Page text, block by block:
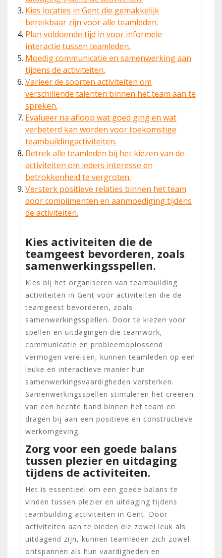
Kies locaties in Gent die gemakkelijk
bereikbaar zijn voor alle teamleden.
Plan voldoende tijd in voor informele
interactie tussen teamleden.
Moedig communicatie en samenwerking aan
tijdens de activiteiten.
Varieer de soorten activiteiten om
verschillende talenten binnen het team aan te
spreken.
Evalueer na afloop wat goed ging en wat
verbeterd kan worden voor toekomstige
teambuildingactiviteiten.
Betrek alle teamleden bij het kiezen van de
activiteiten om ieders interesse en
betrokkenheid te vergroten.
Versterk positieve relaties binnen het team
door complimenten en aanmoediging tijdens
de activiteiten.
Kies activiteiten die de
teamgeest bevorderen, zoals
samenwerkingsspellen.
Kies bij het organiseren van teambuilding
activiteiten in Gent voor activiteiten die de
teamgeest bevorderen, zoals
samenwerkingsspellen. Door te kiezen voor
spellen en uitdagingen die teamwork,
communicatie en probleemoplossend
vermogen vereisen, kunnen teamleden op een
leuke en interactieve manier hun
samenwerkingsvaardigheden versterken.
Samenwerkingsspellen stimuleren het creëren
van een hechte band binnen het team en
dragen bij aan een positieve en constructieve
werkomgeving.
Zorg voor een goede balans
tussen plezier en uitdaging
tijdens de activiteiten.
Het is essentieel om een goede balans te
vinden tussen plezier en uitdaging tijdens
teambuilding activiteiten in Gent. Door
activiteiten aan te bieden die zowel leuk als
uitdagend zijn, kunnen teamleden zich zowel
ontspannen als hun vaardigheden en